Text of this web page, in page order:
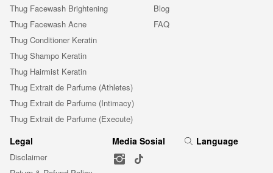
Thug Facewash Brightening
Thug Facewash Acne
Thug Conditioner Keratin
Thug Shampo Keratin
Thug Hairmist Keratin
Thug Extrait de Parfume (Athletes)
Thug Extrait de Parfume (Intimacy)
Thug Extrait de Parfume (Execute)
Blog
FAQ
Legal
Disclaimer
Media Sosial Language